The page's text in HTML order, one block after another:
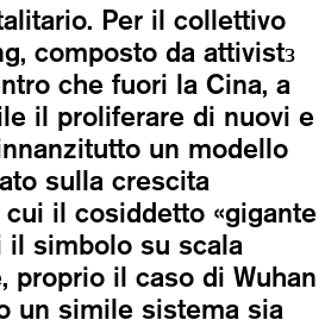
Per il collettivo
composto da attivistз
che fuori la Cina, a
il proliferare di nuovi e
un modello
sulla crescita
il cosiddetto «gigante
il simbolo su scala
proprio il caso di Wuhan
un simile sistema sia